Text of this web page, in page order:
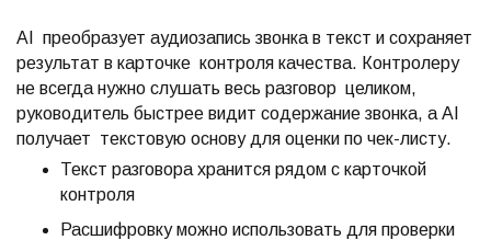
AI преобразует аудиозапись звонка в текст и сохраняет
результат в карточке контроля качества. Контролеру
не всегда нужно слушать весь разговор целиком,
руководитель быстрее видит содержание звонка, а AI
получает текстовую основу для оценки по чек-листу.
Текст разговора хранится рядом с карточкой
контроля
Расшифровку можно использовать для проверки